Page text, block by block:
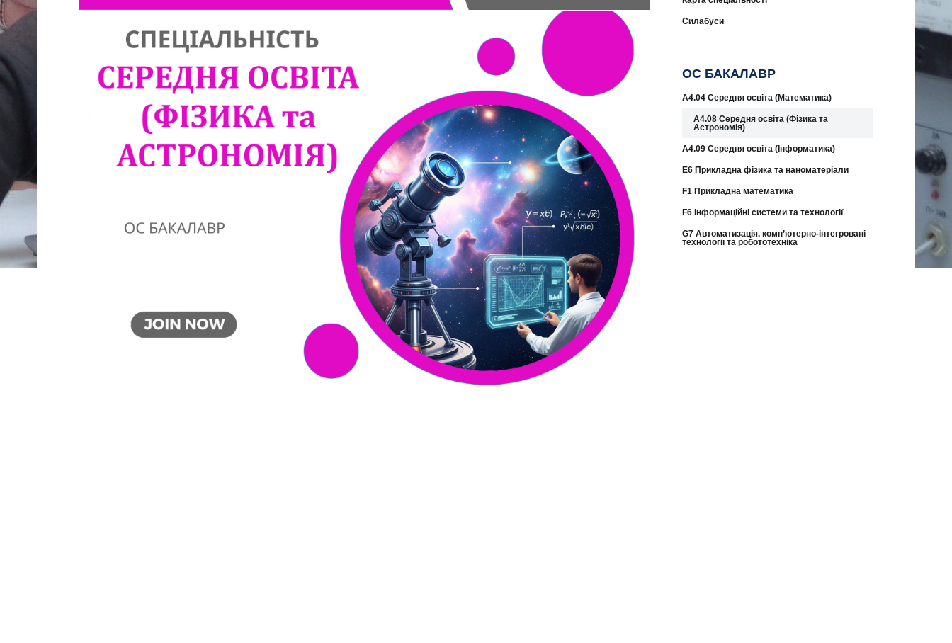
Силабуси
ОС БАКАЛАВР
A4.04 Середня освіта (Математика)
A4.08 Середня освіта (Фізика та
Астрономія)
А4.09 Середня освіта (Інформатика)
E6 Прикладна фізика та наноматеріали
F1 Прикладна математика
F6 Інформаційні системи та технології
G7 Автоматизація, комп’ютерно-інтегровані
технології та робототехніка